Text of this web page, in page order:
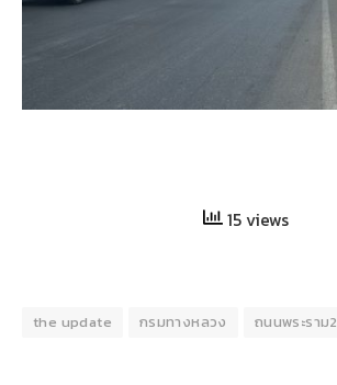
15 views
the update กรมทางหลวง ถนนพระราม2